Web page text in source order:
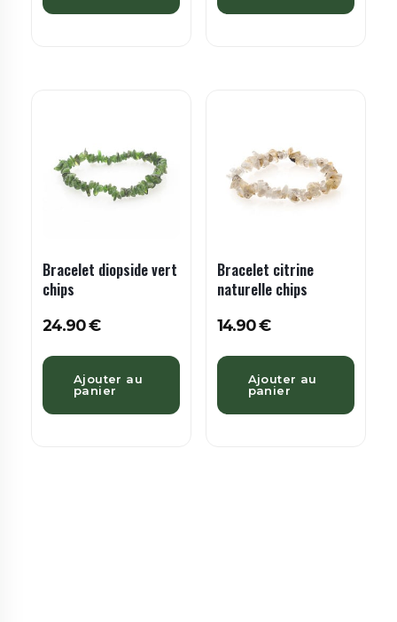
Bracelet diopside vert
chips
24.90€
Ajouter au
panier
Bracelet citrine
naturelle chips
14.90€
Ajouter au
panier